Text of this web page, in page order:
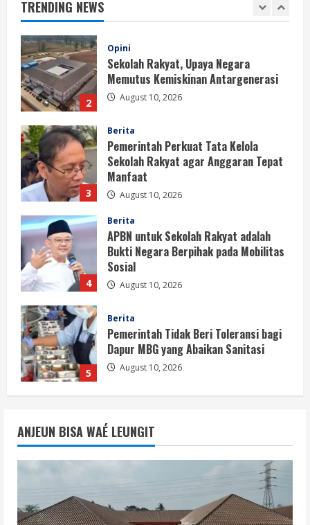
TRENDING NEWS
2
3
Pemerintah Perkuat Tata Kelola
Sekolah Rakyat agar Anggaran Tepat
Manfaat
August 10, 2026
4
Berita
APBN untuk Sekolah Rakyat adalah
Bukti Negara Berpihak pada Mobilitas
Sosial
August 10, 2026
5
Pemerintah Tidak Beri Toleransi bagi
Dapur MBG yang Abaikan Sanitasi
1
Sekolah Rakyat Ditegaskan sebagai
Investasi APBN untuk Putus Rantai
Kemiskinan
August 10, 2026
2
Sekolah Rakyat, Upaya Negara
Memutus Kemiskinan Antargenerasi
August 10, 2026
Pemerintah Perkuat Tata Kelola
Sekolah Rakyat agar Anggaran Tepat
ANJEUN BISA WAÉ LEUNGIT